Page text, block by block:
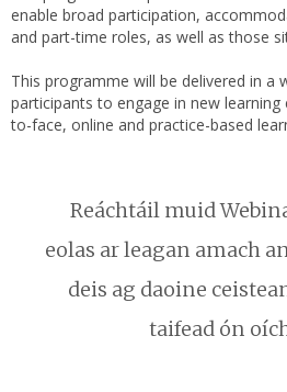
enable broad participation,
and part-time roles, as well as those
This programme will be delivered in a
participants to engage in new learning
to-face, online and practice-based
Reáchtáil muid
eolas ar leagan amach
deis ag daoine
taifead ón